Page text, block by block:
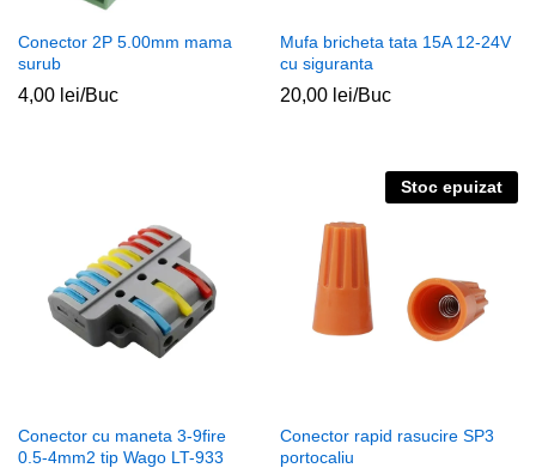
Conector 2P 5.00mm mama
surub
4,00 lei/Buc
Mufa bricheta tata 15A 12-24V
cu siguranta
20,00 lei/Buc
Conector cu maneta 3-9fire
0.5-4mm2 tip Wago LT-933
Stoc epuizat
Conector rapid rasucire SP3
portocaliu